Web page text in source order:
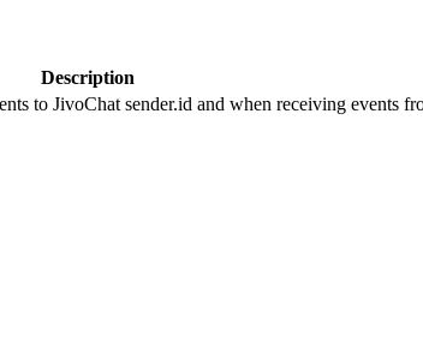
Description
to JivoChat sender.id and when receiving events